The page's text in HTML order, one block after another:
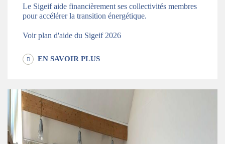
Le Sigeif aide financièrement ses collectivités membres
pour accélérer la transition énergétique.
Voir plan d'aide du Sigeif 2026
EN SAVOIR PLUS